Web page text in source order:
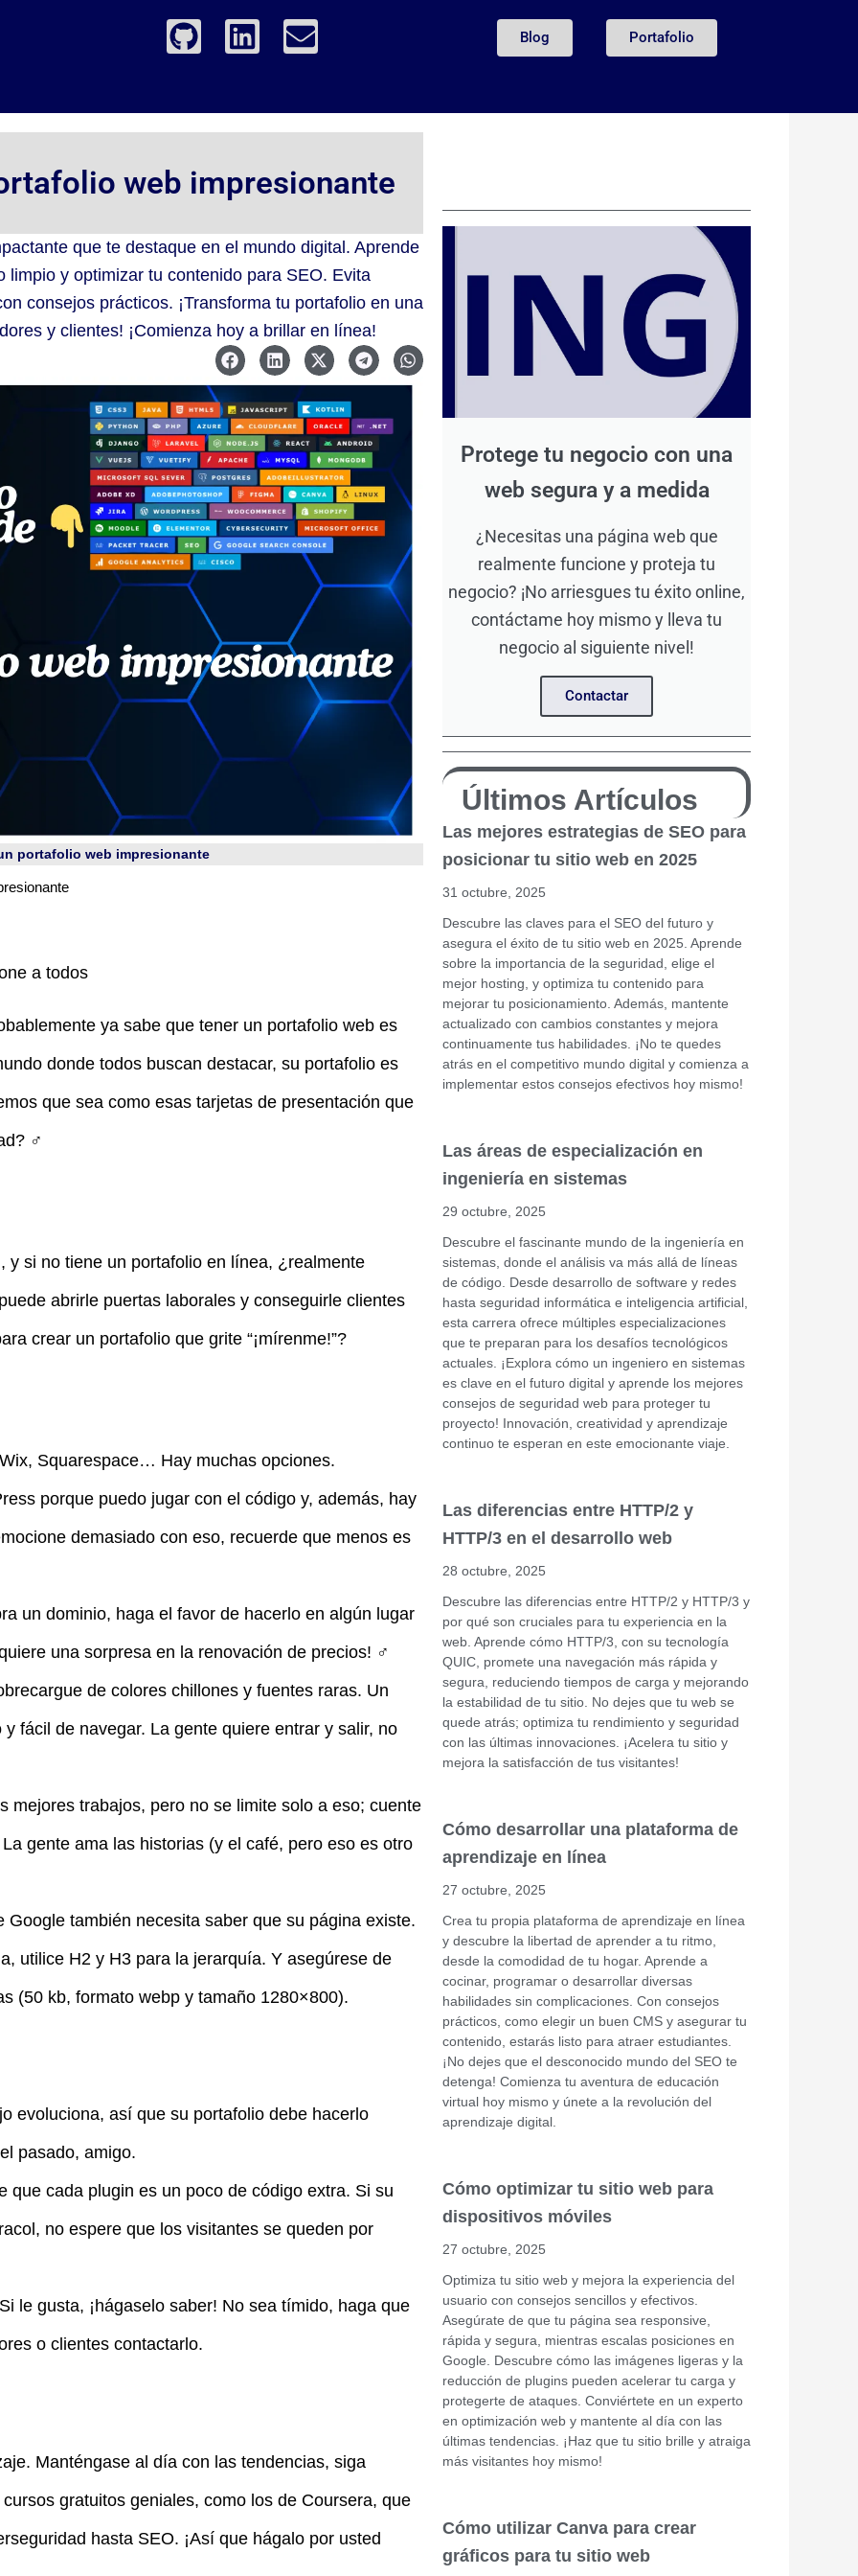
G
i
h
b
L
i
k
d
i
n
E
n
e
o
p
e
Blog Portafolio
web impresionante
que te destaque en el mundo digital. Aprende
y optimizar tu contenido para SEO. Evita
consejos prácticos. ¡Transforma tu portafolio en una
y clientes! ¡Comienza hoy a brillar en línea!
portafolio web impresionante
a todos
ya sabe que tener un portafolio web es
donde todos buscan destacar, su portafolio es
que sea como esas tarjetas de presentación que
‍♂️
y si no tiene un portafolio en línea, ¿realmente
abrirle puertas laborales y conseguirle clientes
crear un portafolio que grite “¡mírenme!”?
Squarespace… Hay muchas opciones.
porque puedo jugar con el código y, además, hay
demasiado con eso, recuerde que menos es
un dominio, haga el favor de hacerlo en algún lugar
una sorpresa en la renovación de precios! ‍♂️
de colores chillones y fuentes raras. Un
fácil de navegar. La gente quiere entrar y salir, no
mejores trabajos, pero no se limite solo a eso; cuente
gente ama las historias (y el café, pero eso es otro
también necesita saber que su página existe.
utilice H2 y H3 para la jerarquía. Y asegúrese de
(50 kb, formato webp y tamaño 1280×800).
evoluciona, así que su portafolio debe hacerlo
pasado, amigo.
que cada plugin es un poco de código extra. Si su
no espere que los visitantes se queden por
le gusta, ¡hágaselo saber! No sea tímido, haga que
o clientes contactarlo.
Manténgase al día con las tendencias, siga
gratuitos geniales, como los de Coursera, que
hasta SEO. ¡Así que hágalo por usted
Protege tu negocio con una
web segura y a medida
¿Necesitas una página web que
realmente funcione y proteja tu
negocio? ¡No arriesgues tu éxito online,
contáctame hoy mismo y lleva tu
negocio al siguiente nivel!
Contactar
Últimos Artículos
Las mejores estrategias de SEO para
posicionar tu sitio web en 2025
31 octubre, 2025
Descubre las claves para el SEO del futuro y
asegura el éxito de tu sitio web en 2025. Aprende
sobre la importancia de la seguridad, elige el
mejor hosting, y optimiza tu contenido para
mejorar tu posicionamiento. Además, mantente
actualizado con cambios constantes y mejora
continuamente tus habilidades. ¡No te quedes
atrás en el competitivo mundo digital y comienza a
implementar estos consejos efectivos hoy mismo!
Las áreas de especialización en
ingeniería en sistemas
29 octubre, 2025
Descubre el fascinante mundo de la ingeniería en
sistemas, donde el análisis va más allá de líneas
de código. Desde desarrollo de software y redes
hasta seguridad informática e inteligencia artificial,
esta carrera ofrece múltiples especializaciones
que te preparan para los desafíos tecnológicos
actuales. ¡Explora cómo un ingeniero en sistemas
es clave en el futuro digital y aprende los mejores
consejos de seguridad web para proteger tu
proyecto! Innovación, creatividad y aprendizaje
continuo te esperan en este emocionante viaje.
Las diferencias entre HTTP/2 y
HTTP/3 en el desarrollo web
28 octubre, 2025
Descubre las diferencias entre HTTP/2 y HTTP/3 y
por qué son cruciales para tu experiencia en la
web. Aprende cómo HTTP/3, con su tecnología
QUIC, promete una navegación más rápida y
segura, reduciendo tiempos de carga y mejorando
la estabilidad de tu sitio. No dejes que tu web se
quede atrás; optimiza tu rendimiento y seguridad
con las últimas innovaciones. ¡Acelera tu sitio y
mejora la satisfacción de tus visitantes!
Cómo desarrollar una plataforma de
aprendizaje en línea
27 octubre, 2025
Crea tu propia plataforma de aprendizaje en línea
y descubre la libertad de aprender a tu ritmo,
desde la comodidad de tu hogar. Aprende a
cocinar, programar o desarrollar diversas
habilidades sin complicaciones. Con consejos
prácticos, como elegir un buen CMS y asegurar tu
contenido, estarás listo para atraer estudiantes.
¡No dejes que el desconocido mundo del SEO te
detenga! Comienza tu aventura de educación
virtual hoy mismo y únete a la revolución del
aprendizaje digital.
Cómo optimizar tu sitio web para
dispositivos móviles
27 octubre, 2025
Optimiza tu sitio web y mejora la experiencia del
usuario con consejos sencillos y efectivos.
Asegúrate de que tu página sea responsive,
rápida y segura, mientras escalas posiciones en
Google. Descubre cómo las imágenes ligeras y la
reducción de plugins pueden acelerar tu carga y
protegerte de ataques. Conviértete en un experto
en optimización web y mantente al día con las
últimas tendencias. ¡Haz que tu sitio brille y atraiga
más visitantes hoy mismo!
Cómo utilizar Canva para crear
gráficos para tu sitio web